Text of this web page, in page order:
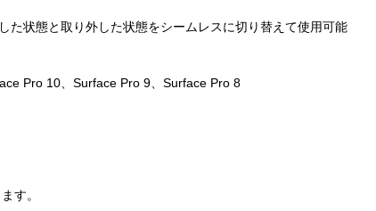
状態と取り外した状態をシームレスに切り替えて使用可能
Pro 10、Surface Pro 9、Surface Pro 8
す。